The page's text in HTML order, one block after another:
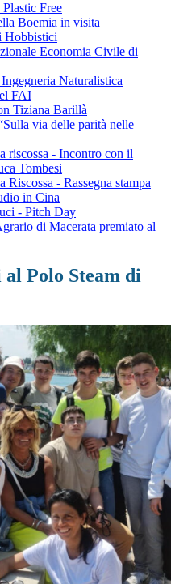
Free
Boemia in visita
Hobbistici
Economia Civile di
Naturalistica
FAI
Tiziana Barillà
via delle parità nelle
riscossa - Incontro con il
Tombesi
Riscossa - Rassegna stampa
in Cina
- Pitch Day
di Macerata premiato al
Polo Steam di